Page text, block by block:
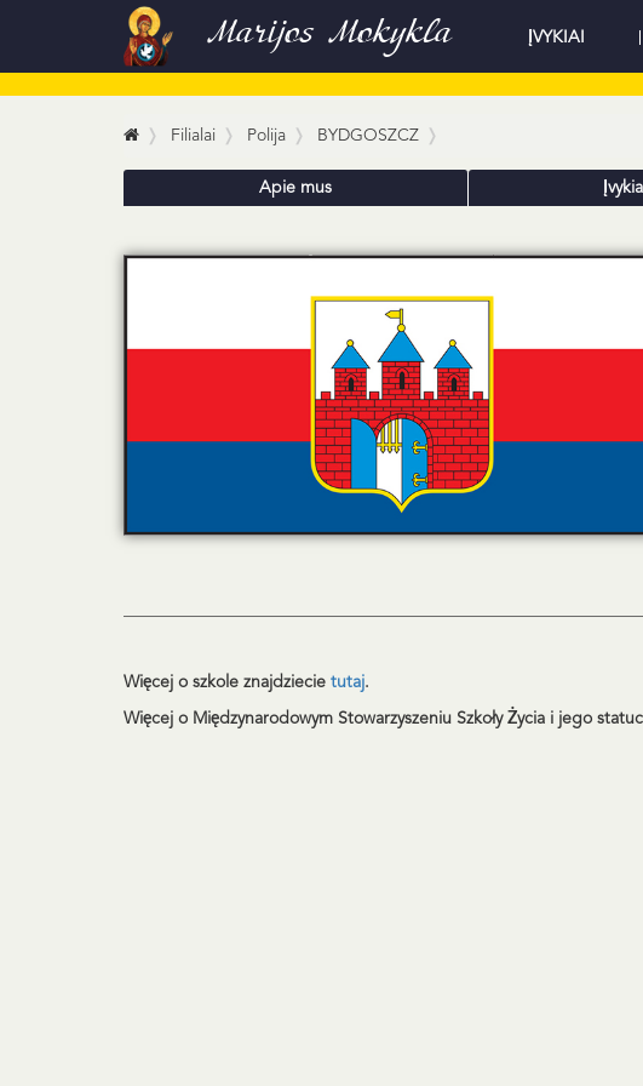
Marijos Mokykla ĮVYKIAI
Filialai Polija BYDGOSZCZ
Apie mus
Więcej o szkole znajdziecie tutaj.
Więcej o Międzynarodowym Stowarzyszeniu Szkoły Życia i jego